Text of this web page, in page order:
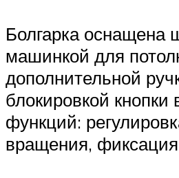
Болгарка оснащена
машинкой для
дополнительной
блокировкой
функций:
вращения,